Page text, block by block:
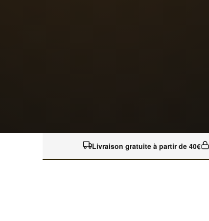
Livraison gratuite à partir de 40€